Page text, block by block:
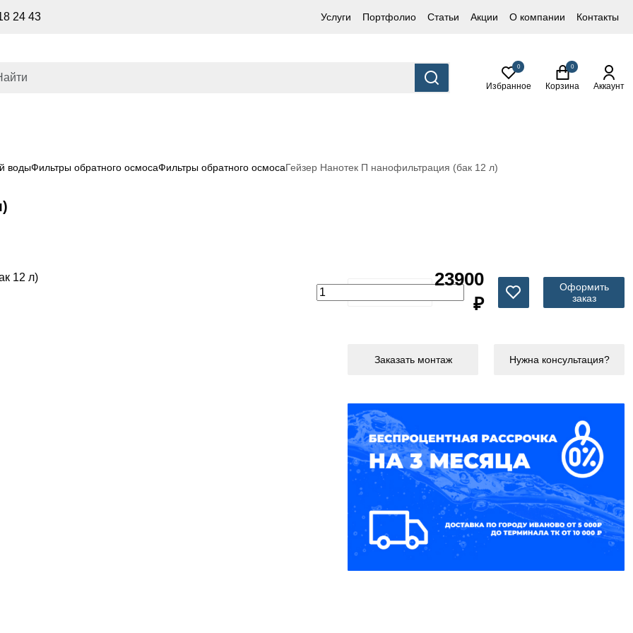
24 43 Услуги Портфолио Статьи Акции О компании Контакты
0
Избранное
0
Корзина Аккаунт
водыФильтры обратного осмосаФильтры обратного осмосаГейзер Нанотек П нанофильтрация (бак 12 л)
23900
₽
Оформить
заказ
Заказать монтаж Нужна консультация?